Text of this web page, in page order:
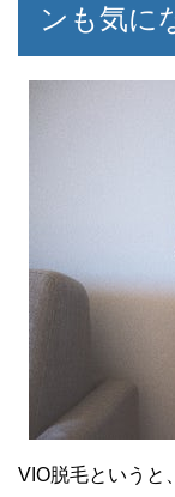
ンも気に
VIO脱毛というと